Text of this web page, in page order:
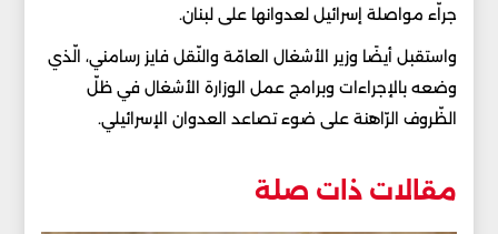
جراّء مواصلة إسرائيل لعدوانها على لبنان.
واستقبل أيضًا وزير الأشغال العامّة والنّقل ​فايز رسامني​، الّذي
وضعه بالإجراءات وبرامج عمل الوزارة الأشغال في ظلّ
الظّروف الرّاهنة على ضوء تصاعد العدوان الإسرائيلي.
مقالات ذات صلة